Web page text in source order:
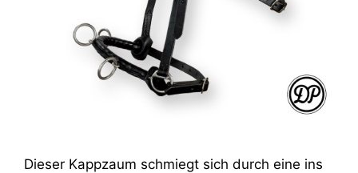
Dieser Kappzaum schmiegt sich durch eine ins